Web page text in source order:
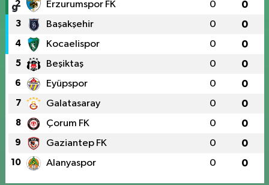
2 Erzurumspor FK 0 0
3 Başakşehir 0 0
4 Kocaelispor 0 0
5 Beşiktaş 0 0
6 Eyüpspor 0 0
7 Galatasaray 0 0
8 Çorum FK 0 0
9 Gaziantep FK 0 0
10 Alanyaspor 0 0